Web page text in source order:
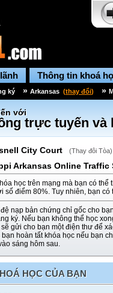
Thông tin khoá
ký » Arkansas (thay đổi) »
với
trực tuyến và
City Court (Thay đôi Tòa)
Arkansas Online
học trên mạng mà bạn có
số điểm 80%. Tuy nhiên, bạn
nạp bản chứng chỉ gốc cho
ký. Nếu bạn không thể học
gửi cho bạn một điện thư để
hoàn tất khóa học nếu bạn
sáng hôm sau.
HỌC CỦA BẠN